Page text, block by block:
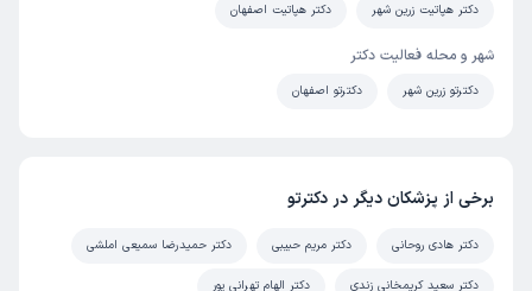
دکتر هپاتیت زرین شهر دکتر هپاتیت اصفهان
شهر و محله فعالیت دکتر
دکترتو زرین شهر دکترتو اصفهان
برخی از پزشکان دیگر در دکترتو
دکتر هادی روحانی دکتر مریم حبیبی دکتر حمیدرضا سمیعی املشی
دکتر سعید کریمخانی زندی دکتر الهام تهرانی پور